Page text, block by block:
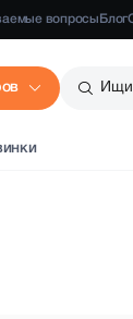
вопросы Блог